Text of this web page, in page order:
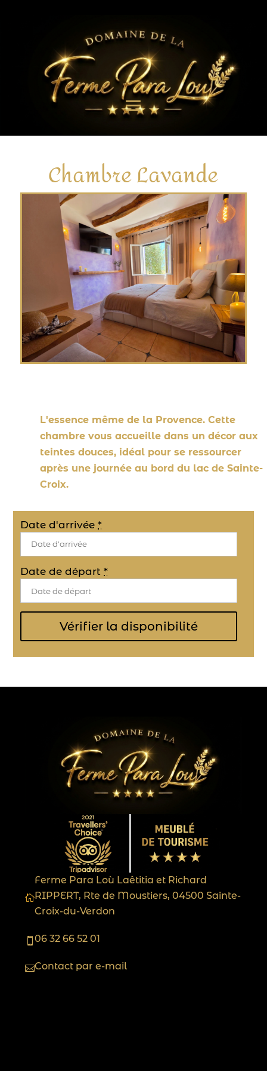
Chambre Lavande
L'essence même de la Provence. Cette
chambre vous accueille dans un décor aux
teintes douces, idéal pour se ressourcer
après une journée au bord du lac de Sainte-
Croix.
Date d'arrivée*
Date de départ*

Ferme Para Loù Laêtitia et Richard
RIPPERT, Rte de Moustiers, 04500 Sainte-
Croix-du-Verdon
06 32 66 52 01
Contact par e-mail